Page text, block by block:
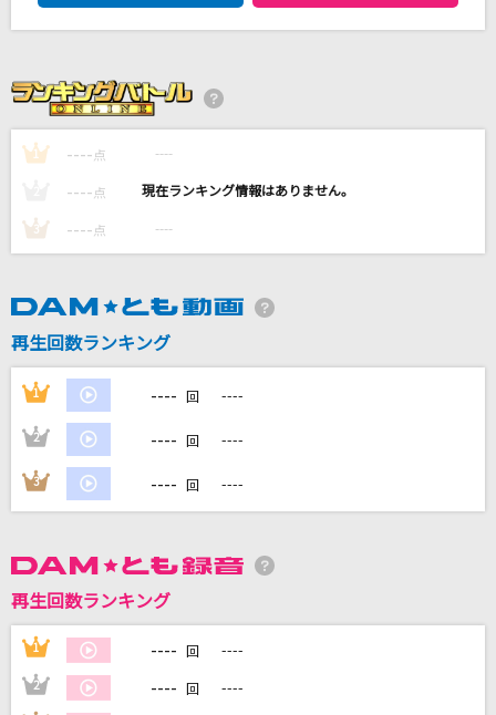
ぷ・れ・あ・で・す！
[生音]春泥棒
[生音]オン・ザ・フロントライン
EYE
Kanaria
DAMの新曲・ランキングなど
カラオケ最新情報をチェック！
カラオケをもっと楽しもう！
1 ---- 点 ----
---- 点 ----
3 ---- 点 ----
再生回数ランキング
1 ---- 回 ----
2 ---- 回 ----
3 ---- 回 ----
再生回数ランキング
1 ---- 回 ----
2 ---- 回 ----